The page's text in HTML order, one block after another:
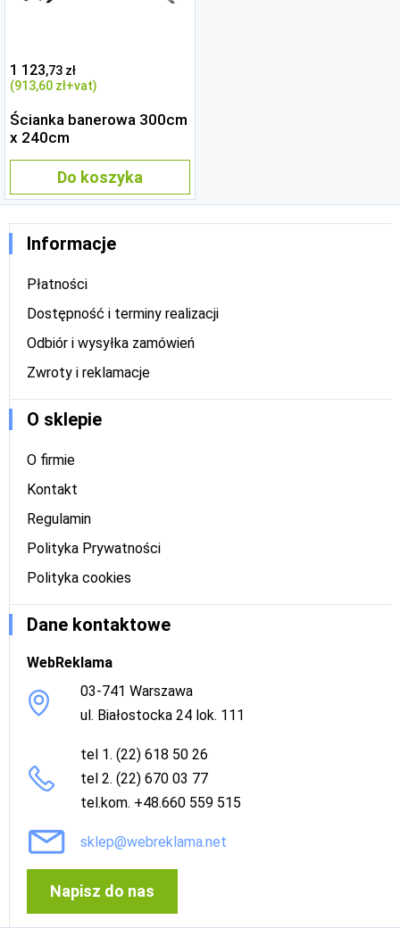
1 123,73 zł
(913,60 zł+vat)
Ścianka banerowa 300cm
x 240cm
Do koszyka
Informacje
Płatności
Dostępność i terminy realizacji
Odbiór i wysyłka zamówień
Zwroty i reklamacje
O sklepie
O firmie
Kontakt
Regulamin
Polityka Prywatności
Polityka cookies
Dane kontaktowe
WebReklama
03-741 Warszawa
ul. Białostocka 24 lok. 111
tel 1. (22) 618 50 26
tel 2. (22) 670 03 77
tel.kom. +48.660 559 515
sklep@webreklama.net
Napisz do nas